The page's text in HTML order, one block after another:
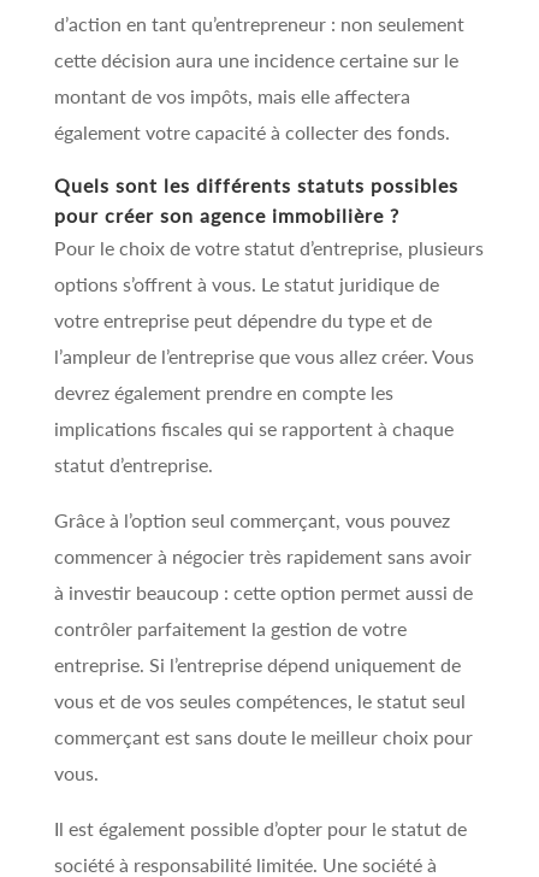
d’action en tant qu’entrepreneur : non seulement
cette décision aura une incidence certaine sur le
montant de vos impôts, mais elle affectera
également votre capacité à collecter des fonds.
Quels sont les différents statuts possibles
pour créer son agence immobilière ?
Pour le choix de votre statut d’entreprise, plusieurs
options s’offrent à vous. Le statut juridique de
votre entreprise peut dépendre du type et de
l’ampleur de l’entreprise que vous allez créer. Vous
devrez également prendre en compte les
implications fiscales qui se rapportent à chaque
statut d’entreprise.
Grâce à l’option seul commerçant, vous pouvez
commencer à négocier très rapidement sans avoir
à investir beaucoup : cette option permet aussi de
contrôler parfaitement la gestion de votre
entreprise. Si l’entreprise dépend uniquement de
vous et de vos seules compétences, le statut seul
commerçant est sans doute le meilleur choix pour
vous.
Il est également possible d’opter pour le statut de
société à responsabilité limitée. Une société à